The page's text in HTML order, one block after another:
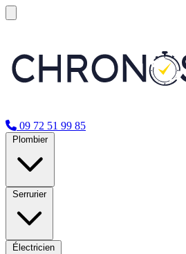
09 72 51 99 85
Plombier
Serrurier
Électricien